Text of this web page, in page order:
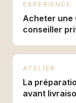
EXPÉRIENCE
Acheter une
conseiller
ATELIER
La
avant